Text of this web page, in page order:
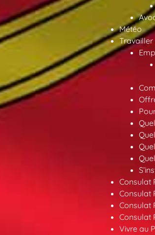
Météo
Consulat
Consulat
Consulat
Consulat
Vivre au